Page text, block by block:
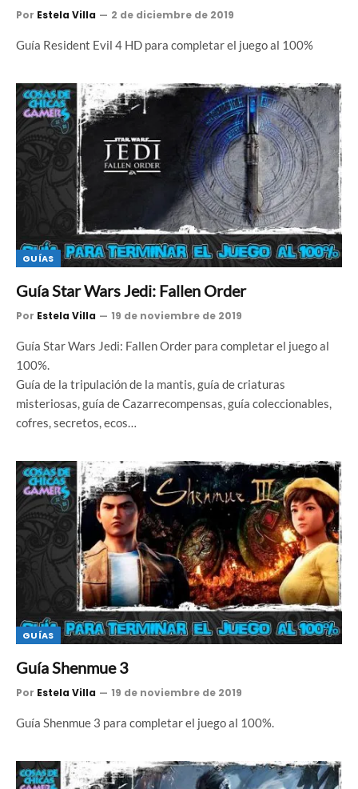
Por Estela Villa 2 de diciembre de 2019
Guía Resident Evil 4 HD para completar el juego al 100%
GUÍAS
Guía Star Wars Jedi: Fallen Order
Por Estela Villa 19 de noviembre de 2019
Guía Star Wars Jedi: Fallen Order para completar el juego al
100%.
Guía de la tripulación de la mantis, guía de criaturas
misteriosas, guía de Cazarrecompensas, guía coleccionables,
cofres, secretos, ecos…
GUÍAS
Guía Shenmue 3
Por Estela Villa 19 de noviembre de 2019
Guía Shenmue 3 para completar el juego al 100%.